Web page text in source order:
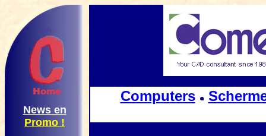
News en
Promo !
Computers